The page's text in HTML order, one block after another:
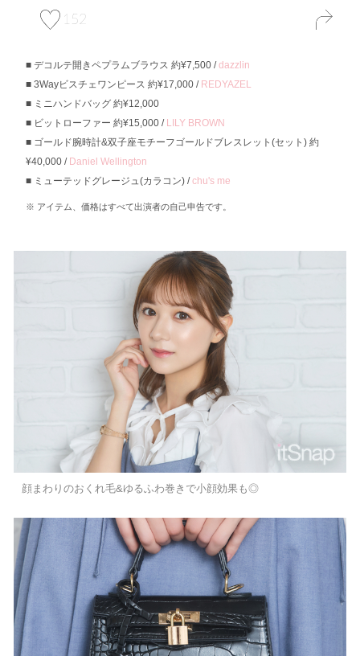
152
デコルテ開きペプラムブラウス 約¥7,500 /dazzlin
3Wayビスチェワンピース 約¥17,000 / REDYAZEL
ミニハンドバッグ 約¥12,000
ビットローファー 約¥15,000 / LILY BROWN
ゴールド腕時計&双子座モチーフゴールドブレスレット(セット) 約
¥40,000 / Daniel Wellington
ミューテッドグレージュ(カラコン) /chu's me
アイテム、価格はすべて出演者の自己申告です。
顔まわりのおくれ毛&ゆるふわ巻きで小顔効果も◎